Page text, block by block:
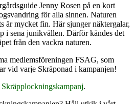
Jenny Rosen på en kort
för alla sinnen. Naturen
är mycket fin. Här sjunger näktergalar,
i sena junikvällen. Därför kändes det
från den vackra naturen.
medlemsföreningen FSAG, som
vid varje Skräponad i kampanjen!
Skräpplockningskampanj.